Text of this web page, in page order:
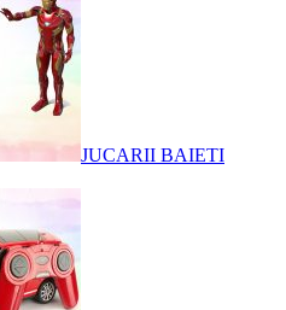
JUCARII BAIETI